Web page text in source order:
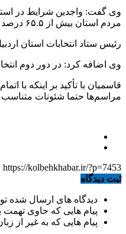
مردم استان بیش از ۶۵.۵ درصد بود.
رئیس ستاد انتخابات استان اردبیل بیان داشت: بدین
وی اضافه کرد: در دور دوم
قاسمیان با تأکید بر اینکه با
مراسم‌ها حتما شئونات
https://kolbehkhabar.ir/?p=7453
ثبت دیدگاه
دیدگاه های ارسال شده
پیام هایی که حاوی تهمت
پیام هایی که به غیر از